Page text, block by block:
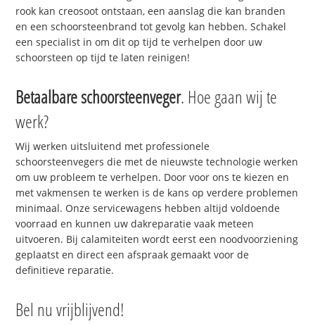
rook kan creosoot ontstaan, een aanslag die kan branden
en een schoorsteenbrand tot gevolg kan hebben. Schakel
een specialist in om dit op tijd te verhelpen door uw
schoorsteen op tijd te laten reinigen!
Betaalbare schoorsteenveger. Hoe gaan wij te
werk?
Wij werken uitsluitend met professionele
schoorsteenvegers die met de nieuwste technologie werken
om uw probleem te verhelpen. Door voor ons te kiezen en
met vakmensen te werken is de kans op verdere problemen
minimaal. Onze servicewagens hebben altijd voldoende
voorraad en kunnen uw dakreparatie vaak meteen
uitvoeren. Bij calamiteiten wordt eerst een noodvoorziening
geplaatst en direct een afspraak gemaakt voor de
definitieve reparatie.
Bel nu vrijblijvend!